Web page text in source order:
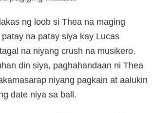
ng loob si Thea na maging
na patay siya kay Lucas
na niyang crush na musikero.
din siya, paghahandaan ni Thea
niyang pagkain at aalukin
date niya sa ball.